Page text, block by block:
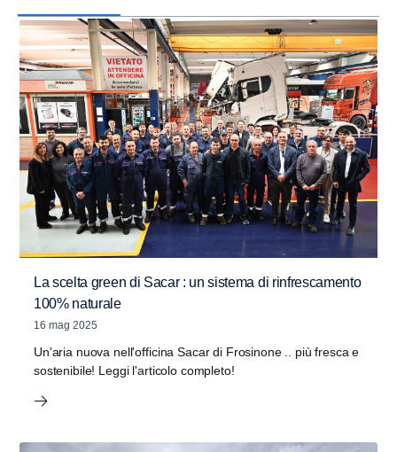
La scelta green di Sacar : un sistema di rinfrescamento
100% naturale
16 mag 2025
Un'aria nuova nell'officina Sacar di Frosinone .. più fresca e
sostenibile! Leggi l'articolo completo!